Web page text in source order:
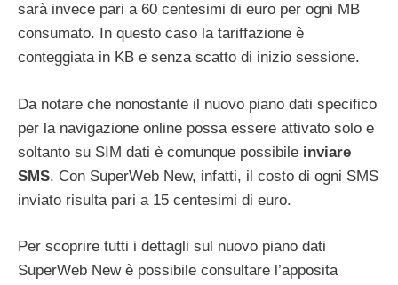
sarà invece pari a 60 centesimi di euro per ogni MB
consumato. In questo caso la tariffazione è
conteggiata in KB e senza scatto di inizio sessione.
Da notare che nonostante il nuovo piano dati specifico
per la navigazione online possa essere attivato solo e
soltanto su SIM dati è comunque possibile inviare
SMS. Con SuperWeb New, infatti, il costo di ogni SMS
inviato risulta pari a 15 centesimi di euro.
Per scoprire tutti i dettagli sul nuovo piano dati
SuperWeb New è possibile consultare l’apposita